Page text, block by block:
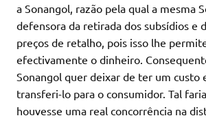
a Sonangol, razão pela qual a mesma
defensora da retirada dos subsídios e
preços de retalho, pois isso lhe
efectivamente o dinheiro.
Sonangol quer deixar de ter um custo
transferi-lo para o consumidor. Tal
houvesse uma real concorrência na